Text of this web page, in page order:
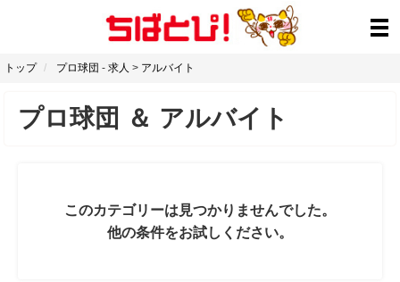
トップ プロ球団 - 求人 > アルバイト
プロ球団 ＆ アルバイト
このカテゴリーは見つかりませんでした。
他の条件をお試しください。